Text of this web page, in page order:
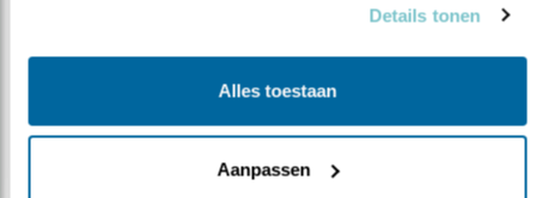
Details tonen
Alles toestaan
Aanpassen
06.01.25Voor wie een opkikkertje kan gebruiken.
lees meer